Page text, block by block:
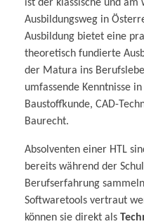
ist der klassische und
Ausbildungsweg in
Ausbildung bietet eine
theoretisch fundierte
der Matura ins
umfassende Kenntnisse
Baustoffkunde, CAD-
Baurecht.
Absolventen einer HTL
bereits während der
Berufserfahrung
Softwaretools vertraut
können sie direkt als